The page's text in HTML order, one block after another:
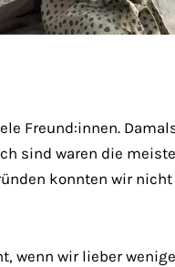
Freund:innen.
sind waren die
konnten wir nicht
wenn wir lieber